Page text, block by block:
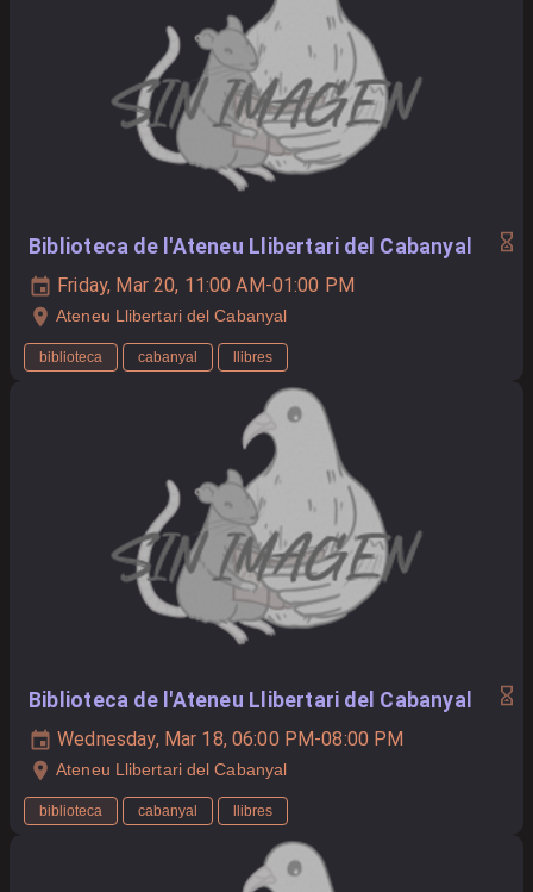
Biblioteca de l'Ateneu Llibertari del Cabanyal
Friday, Mar 20, 11:00 AM-01:00 PM
Ateneu Llibertari del Cabanyal
biblioteca cabanyal llibres
Biblioteca de l'Ateneu Llibertari del Cabanyal
Wednesday, Mar 18, 06:00 PM-08:00 PM
Ateneu Llibertari del Cabanyal
biblioteca cabanyal llibres